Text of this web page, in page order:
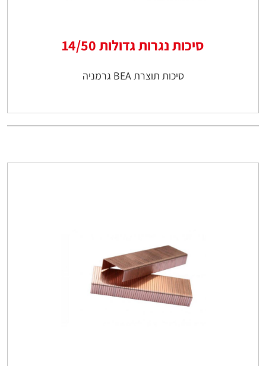
סיכות נגרות גדולות 14/50
סיכות תוצרת BEA גרמניה